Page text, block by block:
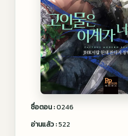
ชื่อตอน :0246
อ่านแล้ว :522